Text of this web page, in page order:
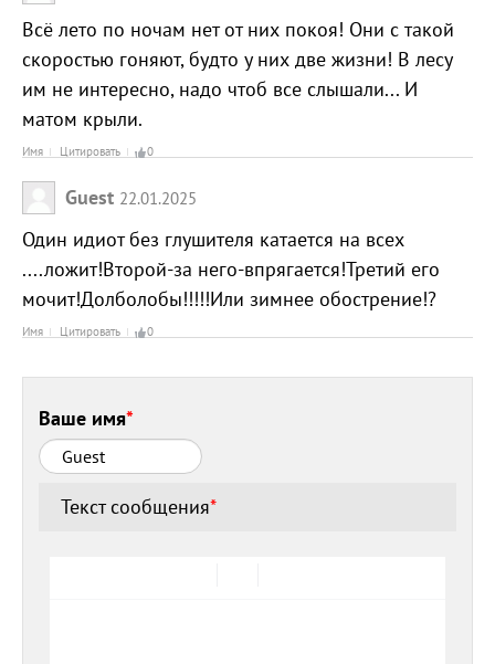
Всё лето по ночам нет от них покоя! Они с такой
скоростью гоняют, будто у них две жизни! В лесу
им не интересно, надо чтоб все слышали... И
матом крыли.
Имя Цитировать 0
Guest 22.01.2025
Один идиот без глушителя катается на всех
....ложит!Второй-за него-впрягается!Третий его
мочит!Долболобы!!!!!Или зимнее обострение!?
Имя Цитировать 0
Ваше имя*
Текст сообщения*